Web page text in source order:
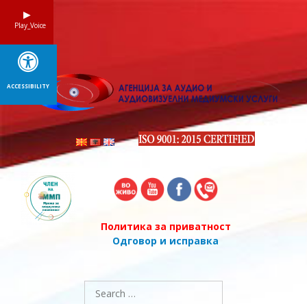
Политика за приватност
Одговор и исправка
Search
for:
Play_Voice
ACCESSIBILITY